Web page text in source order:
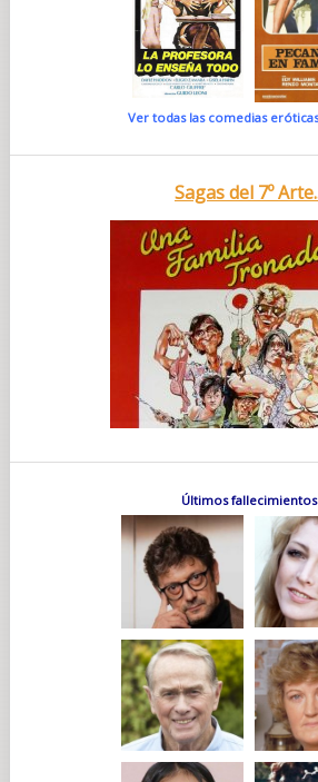
Ver todas las comedias
Sagas del 7º
Últimos fallecimientos